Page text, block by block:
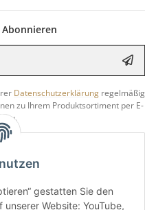
gestatten Sie den
Website: YouTube,
Datenschutzerklärung regelmäßig
zu Ihrem Produktsortiment per E-
zu.
WOODResin-Shop.
Email nach der erfolgreichen
Email-Adresse.